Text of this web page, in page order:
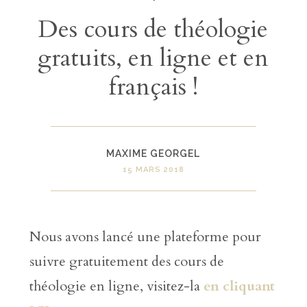
Des cours de théologie
gratuits, en ligne et en
français !
MAXIME GEORGEL
15 MARS 2018
Nous avons lancé une plateforme pour
suivre gratuitement des cours de
théologie en ligne, visitez-la en cliquant